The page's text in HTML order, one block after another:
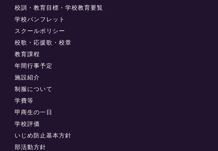
校訓・教育目標・学校教育要覧
学校パンフレット
スクールポリシー
校歌・応援歌・校章
教育課程
年間行事予定
施設紹介
制服について
学費等
甲商生の一日
学校評価
いじめ防止基本方針
部活動方針